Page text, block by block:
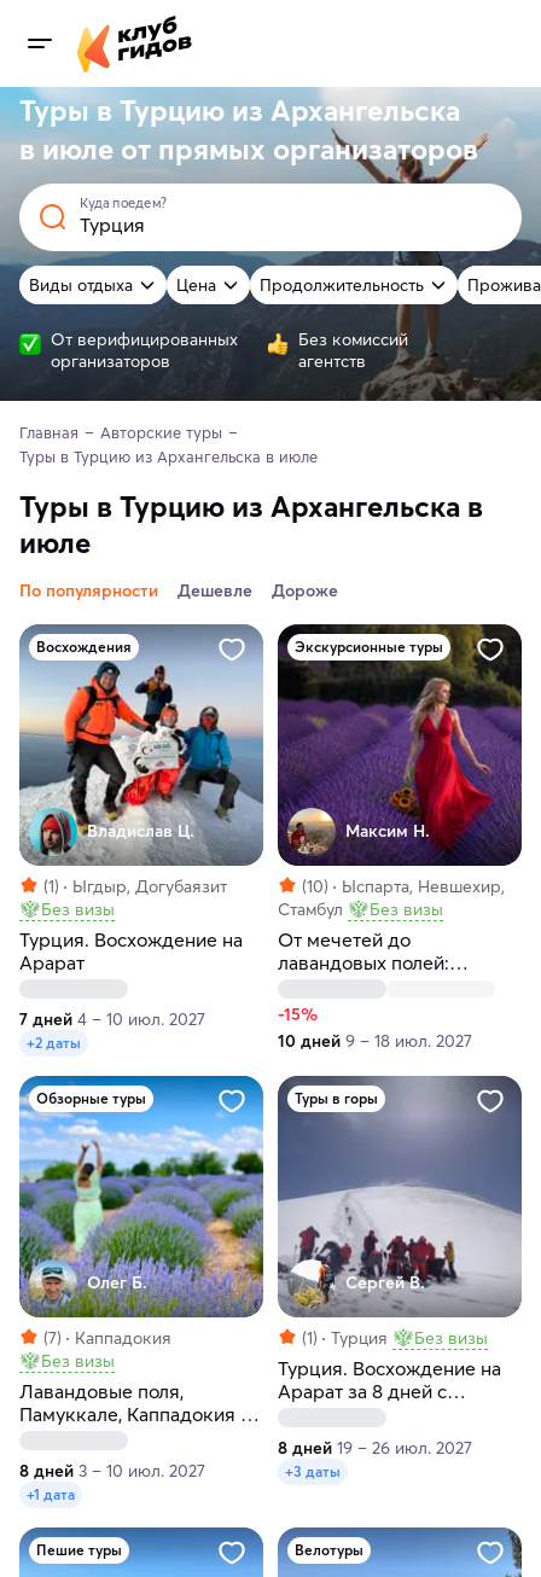
Туры в Турцию из Архангельска
в июле от прямых организаторов
Куда поедем?
Виды отдыха Цена Продолжительность
От верифицированных
организаторов
Без комиссий
агентств
Главная
Авторские туры
Туры в Турцию из Архангельска в июле
Туры в Турцию из Архангельска в
июле
По популярности Дешевле Дороже
Восхождения
Владислав Ц.
(1)
Ыгдыр, Догубаязит
Без визы
Турция. Восхождение на
Арарат
7 дней 4 – 10 июл. 2027
+2 даты
Экскурсионные туры
Максим H.
(10)
Ыспарта, Невшехир,
Стамбул
Без визы
От мечетей до
лавандовых полей:
-15%
10 дней 9 – 18 июл. 2027
Обзорные туры
Олег Б.
(7)
Каппадокия
Без визы
Лавандовые поля,
Памуккале, Каппадокия ―
8 дней 3 – 10 июл. 2027
+1 дата
Туры в горы
Сергей В.
(1) Турция Без визы
Турция. Восхождение на
Арарат за 8 дней с
гидом
8 дней 19 – 26 июл. 2027
+3 даты
Пешие туры Велотуры